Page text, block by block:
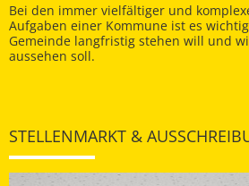
Bei den immer vielfältiger und
Aufgaben einer Kommune ist es
Gemeinde langfristig stehen will und
aussehen soll.
STELLENMARKT &